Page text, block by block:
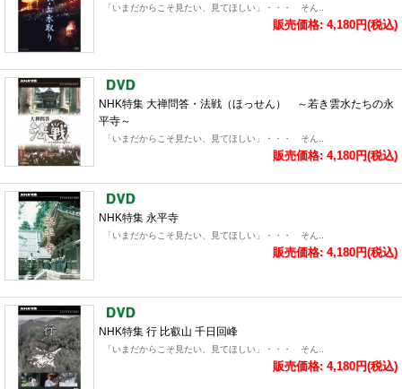
「いまだからこそ見たい、見てほしい」・・・ そん..
販売価格: 4,180円(税込)
NHK特集 大禅問答・法戦（ほっせん） ～若き雲水たちの永
平寺～
「いまだからこそ見たい、見てほしい」・・・ そん..
販売価格: 4,180円(税込)
NHK特集 永平寺
「いまだからこそ見たい、見てほしい」・・・ そん..
販売価格: 4,180円(税込)
NHK特集 行 比叡山 千日回峰
「いまだからこそ見たい、見てほしい」・・・ そん..
販売価格: 4,180円(税込)